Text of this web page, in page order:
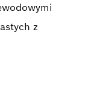
z